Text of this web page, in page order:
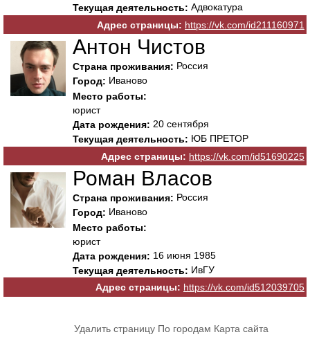
Текущая деятельность: Адвокатура
Адрес страницы: https://vk.com/id211160971
Антон Чистов
Страна проживания: Россия
Город: Иваново
Место работы:
юрист
Дата рождения: 20 сентября
Текущая деятельность: ЮБ ПРЕТОР
Адрес страницы: https://vk.com/id51690225
Роман Власов
Страна проживания: Россия
Город: Иваново
Место работы:
юрист
Дата рождения: 16 июня 1985
Текущая деятельность: ИвГУ
Адрес страницы: https://vk.com/id512039705
Удалить страницу По городам Карта сайта